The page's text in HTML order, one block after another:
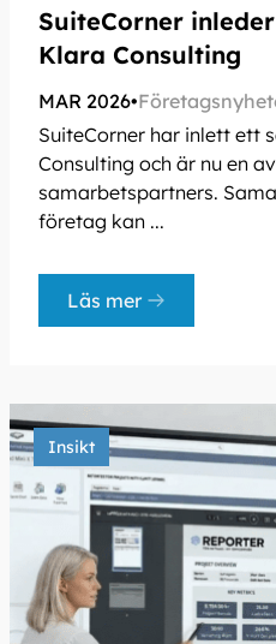
SuiteCorner
Klara Consulting
MAR 2026•
SuiteCorner har inlett ett
Consulting och är nu en
samarbetspartners.
företag kan ...
Läs mer
Insikt